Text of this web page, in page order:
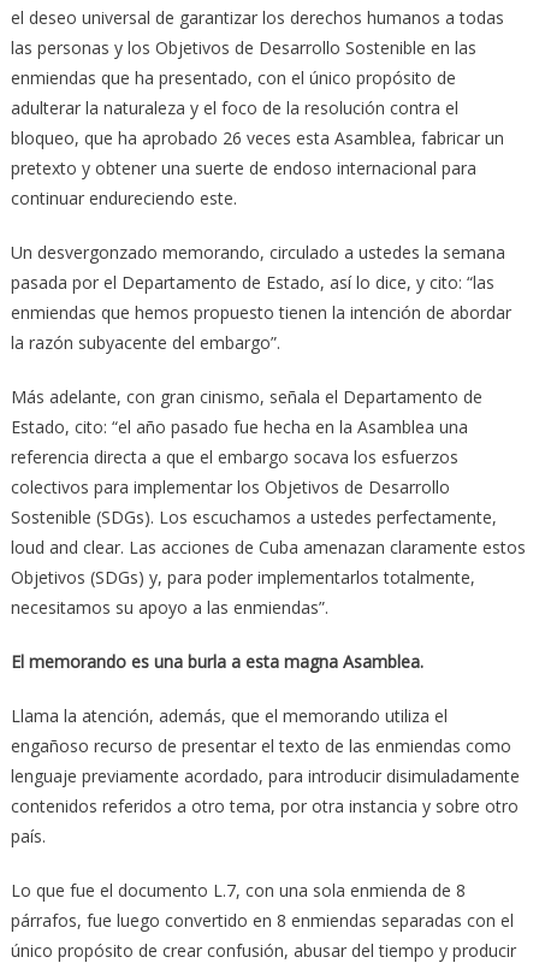
el deseo universal de garantizar los derechos humanos a todas
las personas y los Objetivos de Desarrollo Sostenible en las
enmiendas que ha presentado, con el único propósito de
adulterar la naturaleza y el foco de la resolución contra el
bloqueo, que ha aprobado 26 veces esta Asamblea, fabricar un
pretexto y obtener una suerte de endoso internacional para
continuar endureciendo este.
Un desvergonzado memorando, circulado a ustedes la semana
pasada por el Departamento de Estado, así lo dice, y cito: “las
enmiendas que hemos propuesto tienen la intención de abordar
la razón subyacente del embargo”.
Más adelante, con gran cinismo, señala el Departamento de
Estado, cito: “el año pasado fue hecha en la Asamblea una
referencia directa a que el embargo socava los esfuerzos
colectivos para implementar los Objetivos de Desarrollo
Sostenible (SDGs). Los escuchamos a ustedes perfectamente,
loud and clear. Las acciones de Cuba amenazan claramente estos
Objetivos (SDGs) y, para poder implementarlos totalmente,
necesitamos su apoyo a las enmiendas”.
El memorando es una burla a esta magna Asamblea.
Llama la atención, además, que el memorando utiliza el
engañoso recurso de presentar el texto de las enmiendas como
lenguaje previamente acordado, para introducir disimuladamente
contenidos referidos a otro tema, por otra instancia y sobre otro
país.
Lo que fue el documento L.7, con una sola enmienda de 8
párrafos, fue luego convertido en 8 enmiendas separadas con el
único propósito de crear confusión, abusar del tiempo y producir